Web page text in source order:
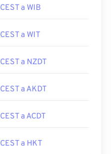
CEST a WIB
CEST a WIT
CEST a NZDT
CEST a AKDT
CEST a ACDT
CEST a HKT